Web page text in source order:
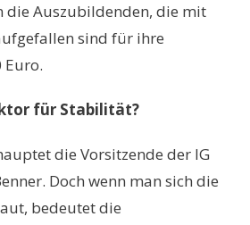
die Auszubildenden, die mit
sind für ihre
Euro.
für Stabilität?
die Vorsitzende der IG
Doch wenn man sich die
bedeutet die